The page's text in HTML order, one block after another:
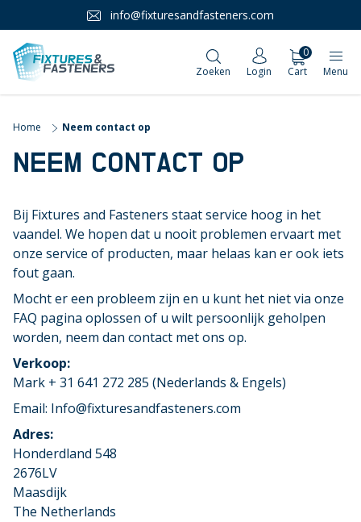
info@fixturesandfasteners.com
Zoeken Login
0
Cart
Menu
Home Neem contact op
NEEM CONTACT OP
Bij Fixtures and Fasteners staat service hoog in het
vaandel. We hopen dat u nooit problemen ervaart met
onze service of producten, maar helaas kan er ook iets
fout gaan.
Mocht er een probleem zijn en u kunt het niet via onze
FAQ pagina oplossen of u wilt persoonlijk geholpen
worden, neem dan contact met ons op.
Verkoop:
Mark + 31 641 272 285 (Nederlands & Engels)
Email: Info@fixturesandfasteners.com
Adres:
Honderdland 548
2676LV
Maasdijk
The Netherlands